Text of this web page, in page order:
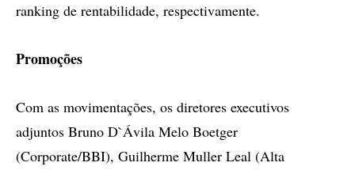
ranking de rentabilidade, respectivamente.
Promoções
Com as movimentações, os diretores executivos
adjuntos Bruno D`Ávila Melo Boetger
(Corporate/BBI), Guilherme Muller Leal (Alta